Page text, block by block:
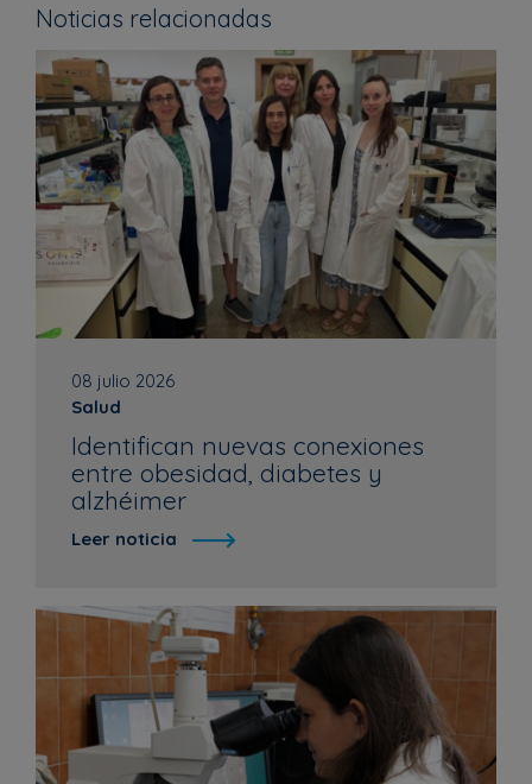
Noticias relacionadas
08 julio 2026
Salud
Identifican nuevas conexiones
entre obesidad, diabetes y
alzhéimer
Leer noticia